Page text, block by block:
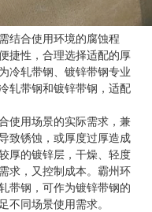
结合使用环境的腐蚀程
捷性，合理选择适配的厚
冷轧带钢、镀锌带钢专业
冷轧带钢和镀锌带钢，适配
使用场景的实际需求，兼
致锈蚀，或厚度过厚造成
厚的镀锌层，干燥、轻度
求，又控制成本。霸州环
带钢，可作为镀锌带钢的
不同场景使用需求。